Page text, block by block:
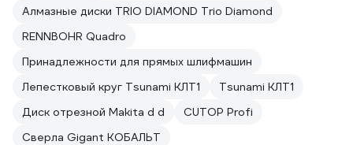
Алмазные диски TRIO DIAMOND Trio Diamond
RENNBOHR Quadro
Принадлежности для прямых шлифмашин
Лепестковый круг Tsunami КЛТ1
Tsunami КЛТ1
Диск отрезной Makita d d
CUTOP Profi
Сверла Gigant КОБАЛЬТ